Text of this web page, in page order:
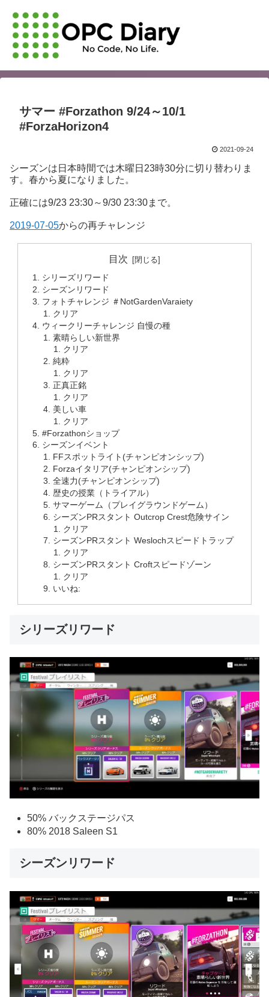
サマー #Forzathon 9/24～10/1
#ForzaHorizon4
2021-09-24
シーズンは日本時間では木曜日23時30分に切り替わりま
す。春から夏になりました。
正確には9/23 23:30～9/30 23:30まで。
2019-07-05からの再チャレンジ
目次
シリーズリワード
シーズンリワード
フォトチャレンジ ＃NotGardenVaraiety
クリア
ウィークリーチャレンジ 自慢の種
素晴らしい新世界
クリア
純粋
クリア
正真正銘
クリア
美しい車
クリア
#Forzathonショップ
シーズンイベント
FFスポットライト(チャンピオンシップ)
Forzaイタリア(チャンピオンシップ)
全速力(チャンピオンシップ)
歴史の授業（トライアル）
サマーゲーム（プレイグラウンドゲーム）
シーズンPRスタント Outcrop Crest危険サイン
クリア
シーズンPRスタント Weslochスピードトラップ
クリア
シーズンPRスタント Croftスピードゾーン
クリア
いいね:
シリーズリワード
50% バックステージパス
80% 2018 Saleen S1
シーズンリワード